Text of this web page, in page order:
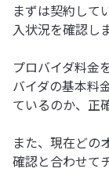
まずは契約して
入状況を確認し
プロバイダ料金
バイダの基本料
ているのか、正
また、現在どの
確認と合わせて